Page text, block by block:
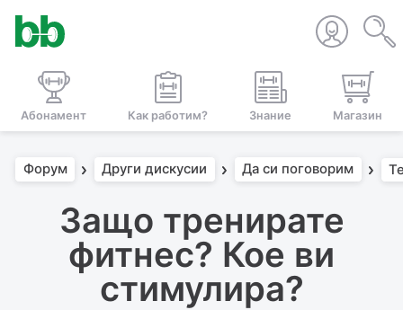
Абонамент Как работим? Знание Магазин
Форум Други дискусии Да си поговорим
Защо тренирате
фитнес? Кое ви
стимулира?